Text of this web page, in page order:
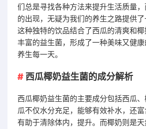
们总是寻找各种方法来提升生活质量
的出现，无疑为我们的养生之路提供了
这种独特的饮品结合了西瓜的清爽和
丰富的益生菌，形成了一种美味又健
养生每一天。
西瓜椰奶益生菌的成分解析
西瓜椰奶益生菌的主要成分包括西瓜
瓜不仅水分充足，能够有效补水，还富
有助于清除体内，提升。而椰奶则是